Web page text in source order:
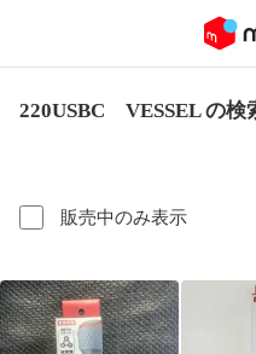
220USBC VESSEL の検
販売中のみ表示